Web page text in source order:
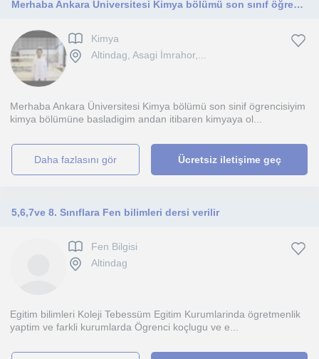
Merhaba Ankara Üniversitesi Kimya bölümü son sınıf öğrencisiyim
Kimya
Altindag, Asagi İmrahor,...
Merhaba Ankara Üniversitesi Kimya bölümü son sinif ögrencisiyim
kimya bölümüne basladigim andan itibaren kimyaya ol...
daha fazlasını gör Ücretsiz iletişime geç
5,6,7ve 8. Sınıflara Fen bilimleri dersi verilir
Fen Bilgisi
Altindag
Egitim bilimleri Koleji Tebessüm Egitim Kurumlarinda ögretmenlik
yaptim ve farkli kurumlarda Ögrenci koçlugu ve e...